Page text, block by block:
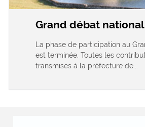
Grand débat national
La phase de participation au
est terminée. Toutes les
transmises à la préfecture de...